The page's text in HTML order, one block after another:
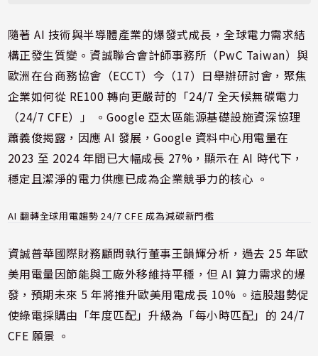
隨著 AI 技術與半導體產業的爆發式成長，全球電力需求結
構正發生質變。資誠聯合會計師事務所（PwC Taiwan）與
歐洲在台商務協會（ECCT）今（17）日舉辦研討會，聚焦
企業如何從 RE100 轉向更嚴苛的「24/7 全天候無碳電力
（24/7 CFE）」 。Google 亞太區能源基礎設施資深協理
蕭義俊揭露，因應 AI 發展，Google 資料中心用電量在
2023 至 2024 年間已大幅成長 27%，顯示在 AI 時代下，
穩定且潔淨的電力供應已成為企業競爭力的核心 。
AI 翻轉全球用電趨勢 24/7 CFE 成為減碳新門檻
資誠普華國際財務顧問執行董事王韻輝分析，過去 25 年歐
美用電量因節能與工廠外移維持平穩，但 AI 算力需求的爆
發，預期未來 5 年將推升歐美用電成長 10% 。這股趨勢促
使綠電採購由「年度匹配」升級為「每小時匹配」的 24/7
CFE 願景 。